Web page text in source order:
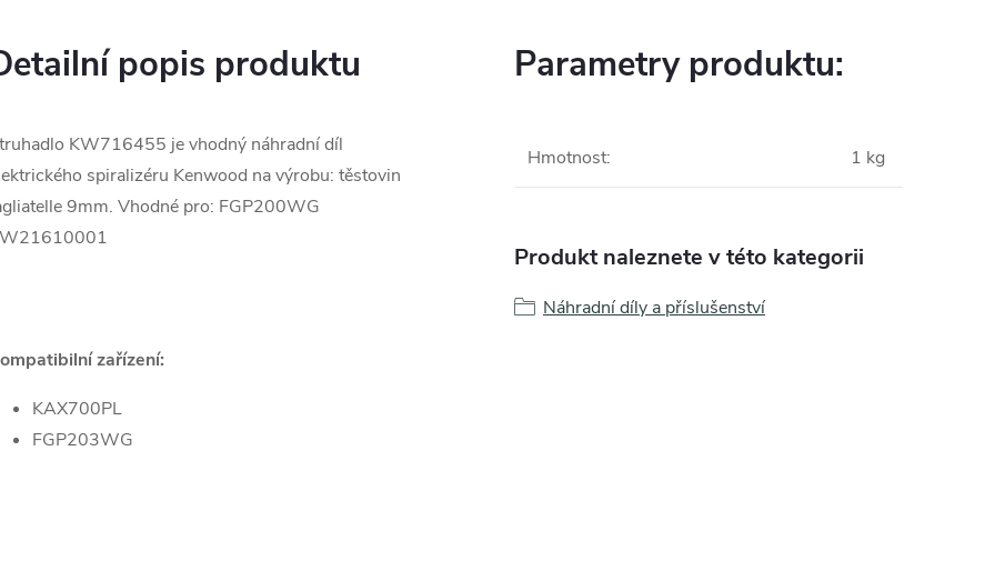
popis produktu
KW716455 je vhodný náhradní díl
spiralizéru Kenwood na výrobu: těstovin
9mm. Vhodné pro: FGP200WG
zařízení:
KAX700PL
FGP203WG
Parametry produktu:
Hmotnost: 1 kg
Produkt naleznete v této kategorii
Náhradní díly a příslušenství